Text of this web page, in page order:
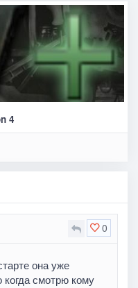
4
0
она уже
смотрю кому